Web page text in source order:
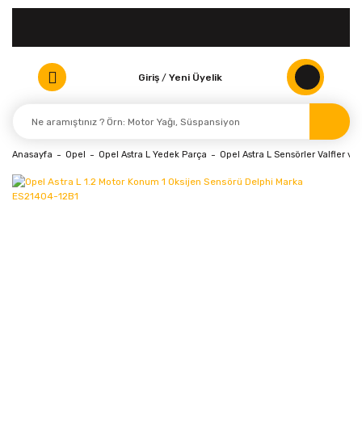
Giriş / Yeni Üyelik
Anasayfa Opel Opel Astra L Yedek Parça Opel Astra L Sensörler Valfler